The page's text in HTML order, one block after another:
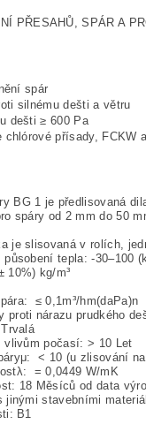
PŘESAHŮ, SPÁR A
spár
silnému dešti a větru
dešti ≥ 600 Pa
chlórové přísady, FCKW
BG 1 je předlisovaná
spáry od 2 mm do 50
je slisovaná v rolích,
tepla: -30–100
10%) kg/m³
≤ 0,1m³/hm(daPa)n
proti nárazu prudkého
vlivům počasí: > 10 Let
< 10 (u zlisování
= 0,0449 W/mK
18 Měsíců od data
jinými stavebními
B1